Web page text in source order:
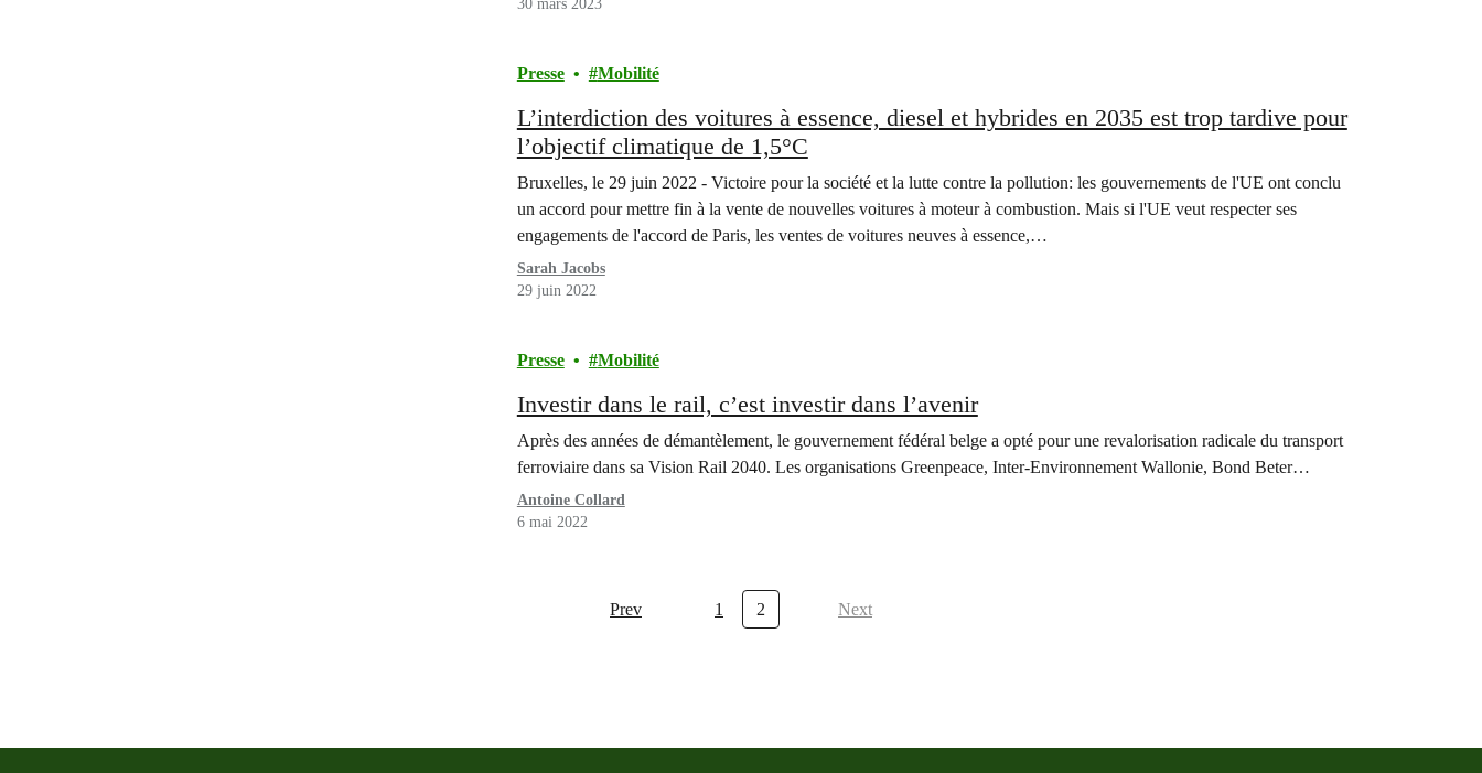
30 mars 2023
Presse Mobilité
L’interdiction des voitures à essence, diesel et hybrides en 2035 est trop tardive pour
l’objectif climatique de 1,5°C
Bruxelles, le 29 juin 2022 - Victoire pour la société et la lutte contre la pollution: les gouvernements de l'UE ont conclu
un accord pour mettre fin à la vente de nouvelles voitures à moteur à combustion. Mais si l'UE veut respecter ses
engagements de l'accord de Paris, les ventes de voitures neuves à essence,…
Sarah Jacobs
29 juin 2022
Presse Mobilité
Investir dans le rail, c’est investir dans l’avenir
Après des années de démantèlement, le gouvernement fédéral belge a opté pour une revalorisation radicale du transport
ferroviaire dans sa Vision Rail 2040. Les organisations Greenpeace, Inter-Environnement Wallonie, Bond Beter…
Antoine Collard
6 mai 2022
Prev 1 2 Next